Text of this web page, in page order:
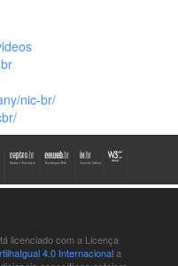
nic-br/
licenciado com a Licença
4.0 Internacionala